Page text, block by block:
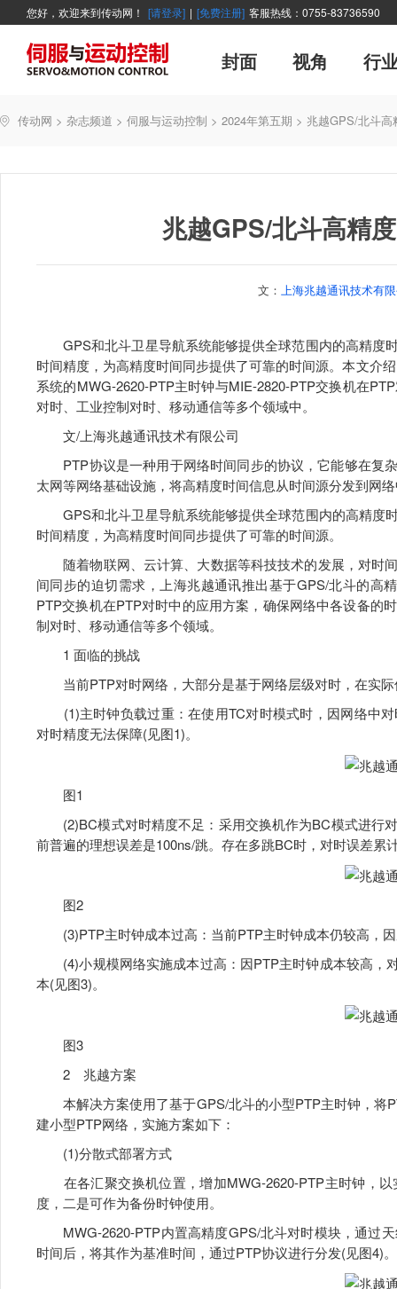
您好，欢迎来到传动网！ [请登录] | [免费注册] 客服热线：0755-83736590
封面 视角
产业活动
行
企业管理
智能制造
技术与应用
传动网 > 杂志频道 > 伺服与运动控制 > 2024年第五期 > 兆越GPS/北斗
兆越GPS/北斗高精
文： 上海兆越通讯技术有
GPS和北斗卫星导航系统能够提供全球范围内的高精度
时间精度，为高精度时间同步提供了可靠的时间源。本文介
系统的MWG-2620-PTP主时钟与MIE-2820-PTP交换机在
对时、工业控制对时、移动通信等多个领域中。
文/上海兆越通讯技术有限公司
PTP协议是一种用于网络时间同步的协议，它能够在复
太网等网络基础设施，将高精度时间信息从时间源分发到网
GPS和北斗卫星导航系统能够提供全球范围内的高精度
时间精度，为高精度时间同步提供了可靠的时间源。
随着物联网、云计算、大数据等科技技术的发展，对时
间同步的迫切需求，上海兆越通讯推出基于GPS/北斗的高
PTP交换机在PTP对时中的应用方案，确保网络中各设备的
制对时、移动通信等多个领域。
1 面临的挑战
当前PTP对时网络，大部分是基于网络层级对时，在实际
(1)主时钟负载过重：在使用TC对时模式时，因网络中
对时精度无法保障(见图1)。
图1
(2)BC模式对时精度不足：采用交换机作为BC模式进行
前普遍的理想误差是100ns/跳。存在多跳BC时，对时误差累
图2
(3)PTP主时钟成本过高：当前PTP主时钟成本仍较高，
(4)小规模网络实施成本过高：因PTP主时钟成本较高，
本(见图3)。
图3
2 兆越方案
本解决方案使用了基于GPS/北斗的小型PTP主时钟，将
建小型PTP网络，实施方案如下：
(1)分散式部署方式
在各汇聚交换机位置，增加MWG-2620-PTP主时钟，以
度，二是可作为备份时钟使用。
MWG-2620-PTP内置高精度GPS/北斗对时模块，通过
时间后，将其作为基准时间，通过PTP协议进行分发(见图4)。